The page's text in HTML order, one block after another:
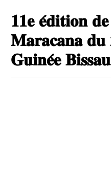
𝟏𝟏𝐞 𝐞́𝐝𝐢𝐭𝐢𝐨𝐧
𝐌𝐚𝐫𝐚𝐜𝐚𝐧𝐚 𝐝𝐮
𝐆𝐮𝐢𝐧𝐞́𝐞 𝐁𝐢𝐬𝐬𝐚𝐮